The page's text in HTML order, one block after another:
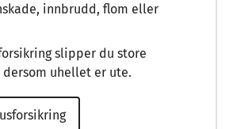
innbrudd, flom eller
slipper du store
uhellet er ute.